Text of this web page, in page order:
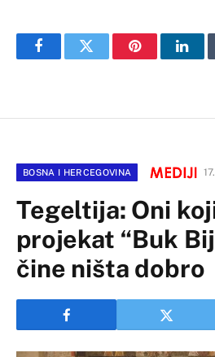
FacebookTwitter Pinterest
BOSNA I HERCEGOVINA
Tegeltija: Oni
projekat “Buk
čine ništa dobro